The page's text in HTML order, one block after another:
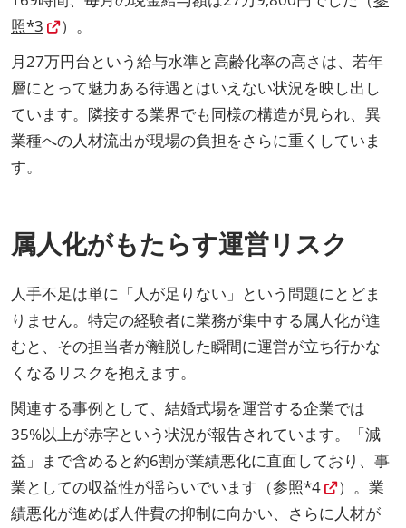
照*3
）。
月27万円台という給与水準と高齢化率の高さは、若年
層にとって魅力ある待遇とはいえない状況を映し出し
ています。隣接する業界でも同様の構造が見られ、異
業種への人材流出が現場の負担をさらに重くしていま
す。
属人化がもたらす運営リスク
人手不足は単に「人が足りない」という問題にとどま
りません。特定の経験者に業務が集中する属人化が進
むと、その担当者が離脱した瞬間に運営が立ち行かな
くなるリスクを抱えます。
関連する事例として、結婚式場を運営する企業では
35%以上が赤字という状況が報告されています。「減
益」まで含めると約6割が業績悪化に直面しており、事
業としての収益性が揺らいでいます（参照*4
）。業
績悪化が進めば人件費の抑制に向かい、さらに人材が